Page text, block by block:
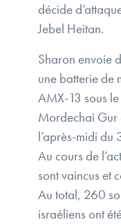
décide
Jebel Heitan.
Sharon envoie
une batterie de
AMX-13 sous
Mordechai Gur
l’après-midi
Au cours de
sont vaincus et
Au total, 260
israéliens ont